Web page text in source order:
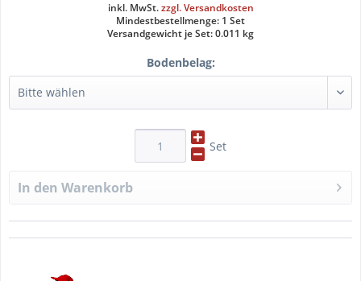
inkl. MwSt.zzgl. Versandkosten
Mindestbestellmenge: 1 Set
Versandgewicht je Set: 0.011 kg
Bodenbelag:
Set
In den Warenkorb